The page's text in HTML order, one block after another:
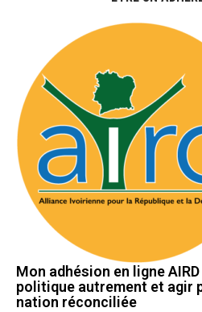
Mon adhésion en ligne
politique autrement et agir
nation réconciliée